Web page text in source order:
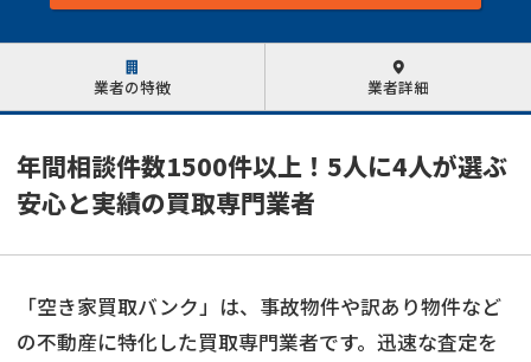
業者の特徴 業者詳細
年間相談件数1500件以上！5人に4人が選ぶ
安心と実績の買取専門業者
「空き家買取バンク」は、事故物件や訳あり物件など
の不動産に特化した買取専門業者です。迅速な査定を